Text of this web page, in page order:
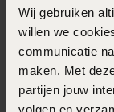
Wij gebruiken
willen we
communicatie
maken. Met
partijen jouw
volgen en
Ook